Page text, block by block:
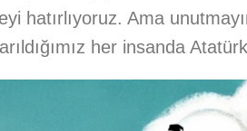
hatırlıyoruz. Ama
her insanda